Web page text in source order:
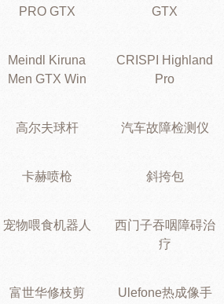
PRO GTX
GTX
Meindl Kiruna
Men GTX Win
CRISPI Highland
Pro
高尔夫球杆 汽车故障检测仪
卡赫喷枪 斜挎包
宠物喂食机器人
西门子吞咽障碍治
疗
富世华修枝剪
Ulefone热成像手